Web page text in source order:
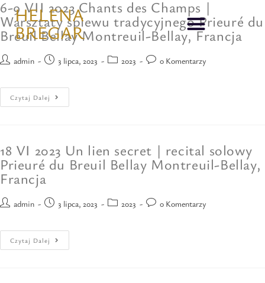
HELENA
BREGAR
6-9 VII 2023 Chants des Champs |
Warsztaty śpiewu tradycyjnego Prieuré du
Breuil Bellay Montreuil-Bellay, Francja
admin 3 lipca, 2023 2023 0 Komentarzy
Czytaj Dalej
18 VI 2023 Un lien secret | recital solowy
Prieuré du Breuil Bellay Montreuil-Bellay,
Francja
admin 3 lipca, 2023 2023 0 Komentarzy
Czytaj Dalej